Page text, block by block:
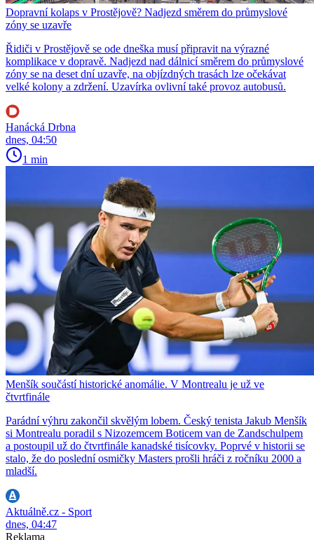
Dopravní kolaps v Prostějově? Nadjezd směrem do průmyslové
zóny se uzavře
Řidiči v Prostějově se ode dneška musí připravit na výrazné
komplikace v dopravě. Nadjezd nad dálnicí směrem do průmyslové
zóny se na deset dní uzavře, na objízdných trasách lze očekávat
velké kolony a zdržení. Uzavírka ovlivní také provoz autobusů.
Hanácká Drbna
dnes, 04:50
1 min
Menšík součástí historické anomálie. V Montrealu je už ve
čtvrtfinále
Parádní výhru zakončil skvělým lobem. Český tenista Jakub Menšík
si Montrealu poradil s Nizozemcem Boticem van de Zandschulpem
a postoupil už do čtvrtfinále kanadské tisícovky. Poprvé v historii se
stalo, že do poslední osmičky Masters prošli hráči z ročníku 2000 a
mladší.
Aktuálně.cz - Sport
dnes, 04:47
Reklama